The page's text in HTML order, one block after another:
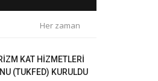
Her zaman
KAT HİZMETLERİ
(TUKFED) KURULDU